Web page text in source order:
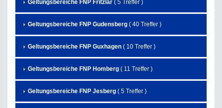
Geltungsbereiche FNP Fritzlar ( 5 Treffer )
Geltungsbereiche FNP Gudensberg ( 40 Treffer )
Geltungsbereiche FNP Guxhagen ( 10 Treffer )
Geltungsbereiche FNP Homberg ( 11 Treffer )
Geltungsbereiche FNP Jesberg ( 5 Treffer )